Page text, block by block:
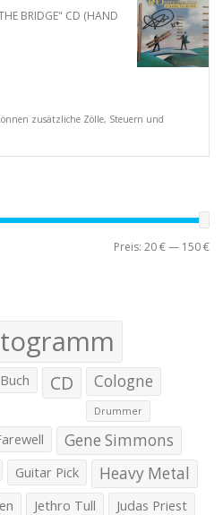
BRIDGE" CD (HAND
zusätzliche Zölle, Steuern und
Preis: 20 €— 150 €
Buch CD Cologne
Drummer
Gene Simmons
Guitar Pick Heavy Metal
Jethro Tull Judas Priest